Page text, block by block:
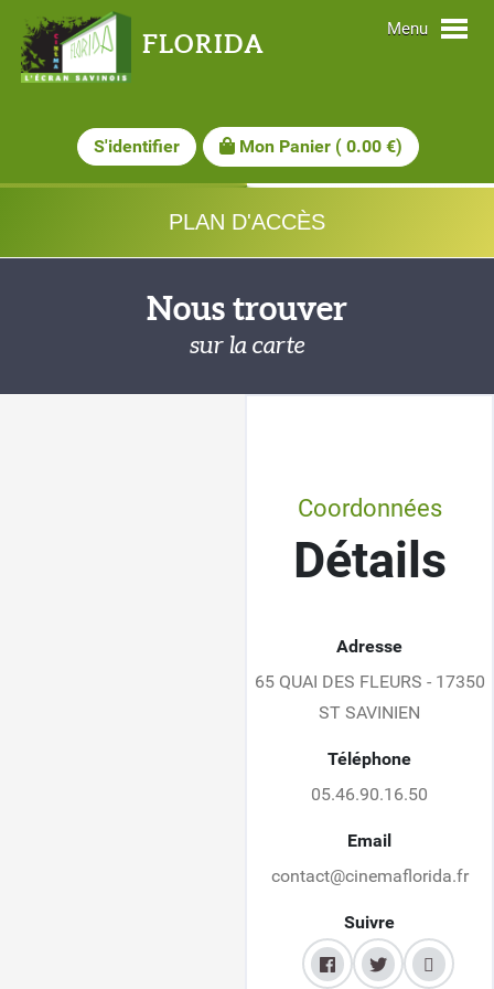
FLORIDA
S'identifier Mon Panier (0.00 €)
Menu
PLAN D'ACCÈS
Nous trouver
sur la carte
Coordonnées
Détails
Adresse
65 QUAI DES FLEURS - 17350
ST SAVINIEN
Téléphone
05.46.90.16.50
Email
contact@cinemaflorida.fr
Suivre